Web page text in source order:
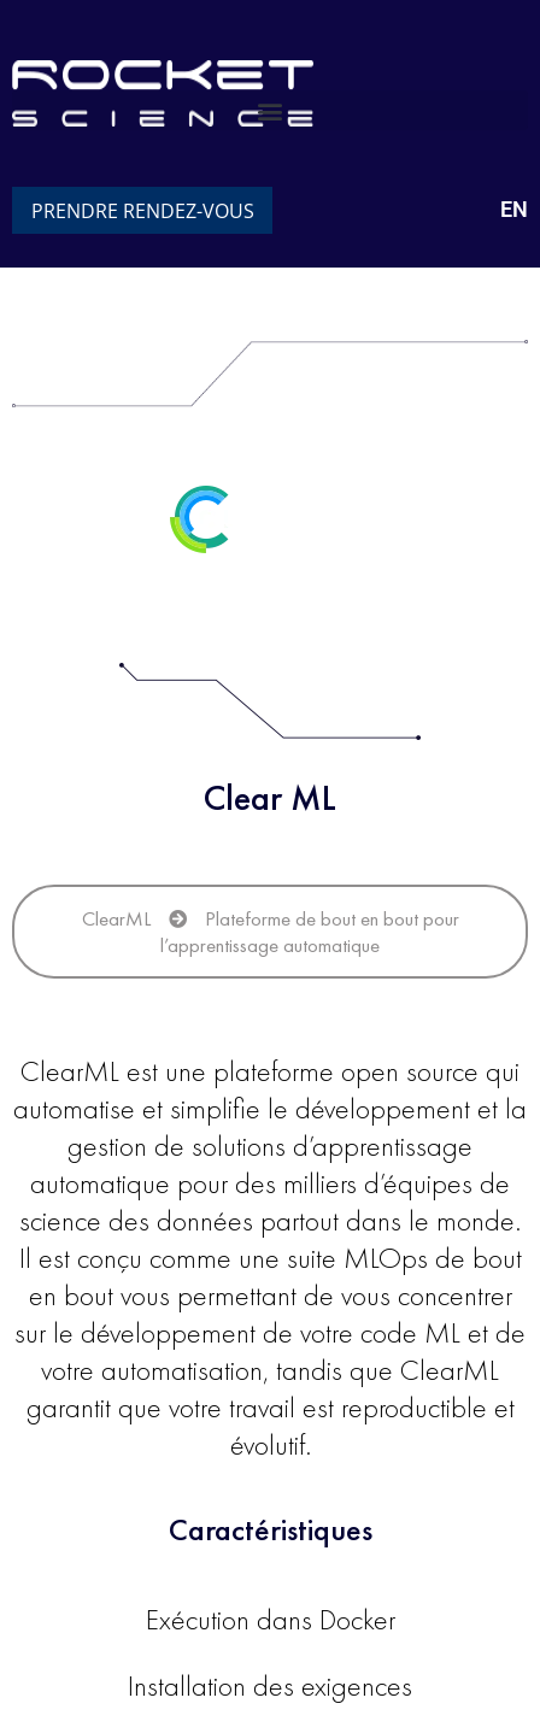
PRENDRE RENDEZ-VOUS EN
Clear ML
ClearML
Plateforme de bout en bout pour
l’apprentissage automatique
ClearML est une plateforme open source qui
automatise et simplifie le développement et la
gestion de solutions d’apprentissage
automatique pour des milliers d’équipes de
science des données partout dans le monde.
Il est conçu comme une suite MLOps de bout
en bout vous permettant de vous concentrer
sur le développement de votre code ML et de
votre automatisation, tandis que ClearML
garantit que votre travail est reproductible et
évolutif.
Caractéristiques
Exécution dans Docker
Installation des exigences